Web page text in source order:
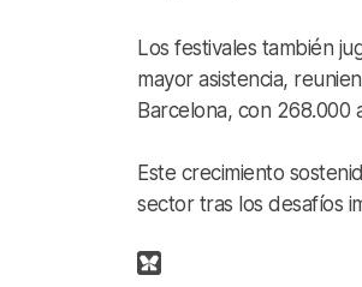
Los festivales también
mayor asistencia,
Barcelona, con 268.000
Este crecimiento
sector tras los desafíos